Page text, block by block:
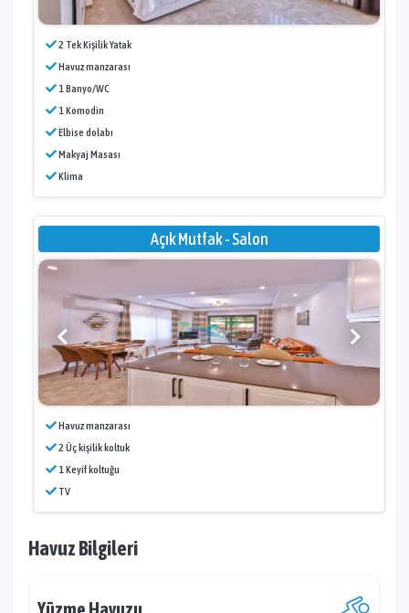
2 Tek Kişilik Yatak
Havuz manzarası
1 Banyo/WC
1 Komodin
Elbise dolabı
Makyaj Masası
Klima
Açık Mutfak - Salon
Havuz manzarası
2 Üç kişilik koltuk
1 Keyif koltuğu
TV
Havuz Bilgileri